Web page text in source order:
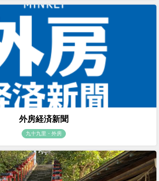
外房経済新聞
九十九里・外房